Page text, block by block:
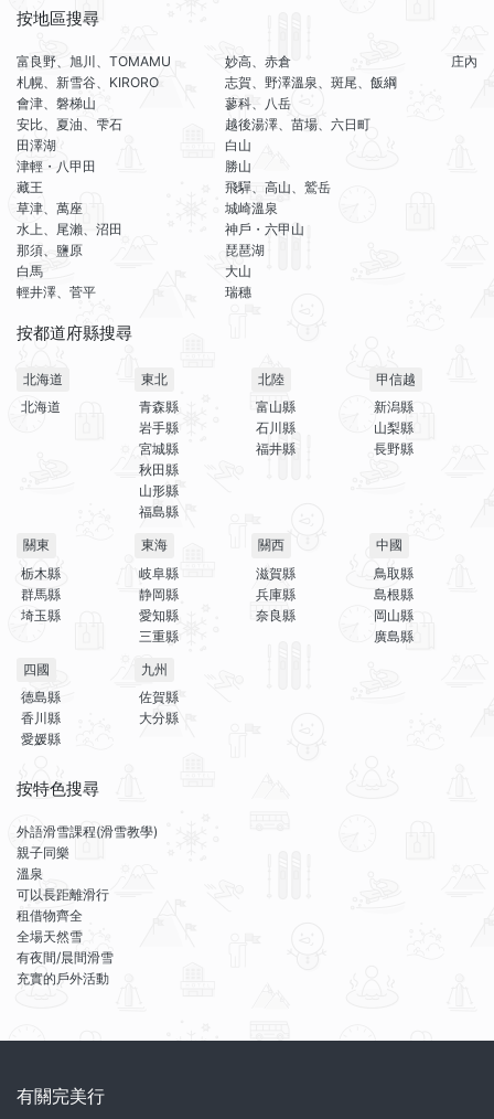
按地區搜尋
富良野、旭川、TOMAMU
札幌、新雪谷、KIRORO
會津、磐梯山
安比、夏油、雫石
田澤湖
津輕・八甲田
藏王
草津、萬座
水上、尾瀨、沼田
那須、鹽原
白馬
輕井澤、菅平
妙高、赤倉
志賀、野澤溫泉、斑尾、飯綱
蓼科、八岳
越後湯澤、苗場、六日町
白山
勝山
飛驒、高山、鷲岳
城崎溫泉
神戶・六甲山
琵琶湖
大山
瑞穗
庄內
按都道府縣搜尋
北海道
北海道
東北
青森縣
岩手縣
宮城縣
秋田縣
山形縣
福島縣
北陸
富山縣
石川縣
福井縣
甲信越
新潟縣
山梨縣
長野縣
關東
栃木縣
群馬縣
埼玉縣
東海
岐阜縣
静岡縣
愛知縣
三重縣
關西
滋賀縣
兵庫縣
奈良縣
中國
鳥取縣
島根縣
岡山縣
廣島縣
四國
德島縣
香川縣
愛媛縣
九州
佐賀縣
大分縣
按特色搜尋
外語滑雪課程(滑雪教學)
親子同樂
溫泉
可以長距離滑行
租借物齊全
全場天然雪
有夜間/晨間滑雪
充實的戶外活動
有關完美行